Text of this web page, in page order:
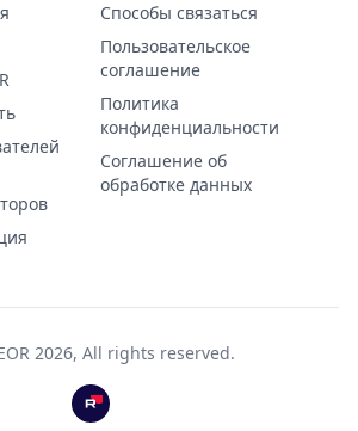
Способы связаться
Пользовательское
соглашение
Политика
конфиденциальности
Соглашение об
обработке данных
2026, All rights reserved.